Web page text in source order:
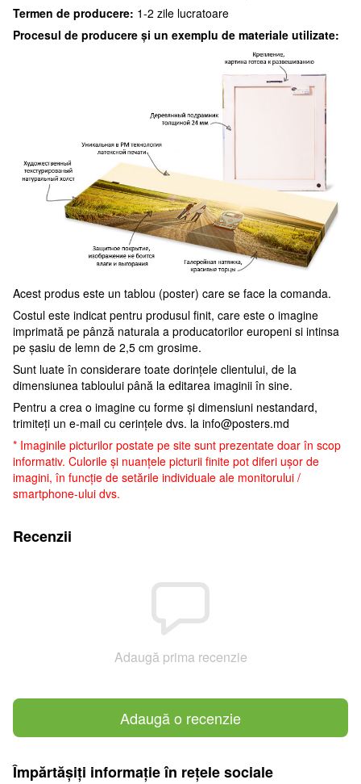
Termen de producere: 1-2 zile lucratoare
Procesul de producere și un exemplu de materiale utilizate:
Acest produs este un tablou (poster) care se face la comanda.
Costul este indicat pentru produsul finit, care este o imagine
imprimată pe pânză naturala a producatorilor europeni si intinsa
pe șasiu de lemn de 2,5 cm grosime.
Sunt luate în considerare toate dorințele clientului, de la
dimensiunea tabloului până la editarea imaginii în sine.
Pentru a crea o imagine cu forme și dimensiuni nestandard,
trimiteți un e-mail cu cerințele dvs. la info@posters.md
* Imaginile picturilor postate pe site sunt prezentate doar în scop
informativ. Culorile și nuanțele picturii finite pot diferi ușor de
imagini, în funcție de setările individuale ale monitorului /
smartphone-ului dvs.
Recenzii
Adaugă prima recenzie
Adaugă o recenzie
Împărtășiți informație în rețele sociale